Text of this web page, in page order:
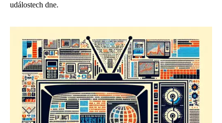
událostech dne.